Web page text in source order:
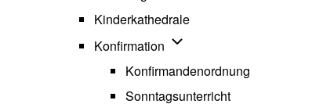
Kinderkathedrale
Konfirmation Unternavigation von
Konfirmandenordnung
Sonntagsunterricht